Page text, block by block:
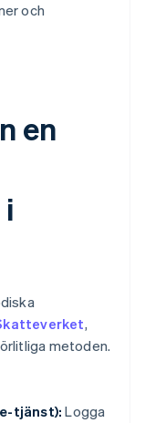
och
en
,
metoden.
tjänst): Logga